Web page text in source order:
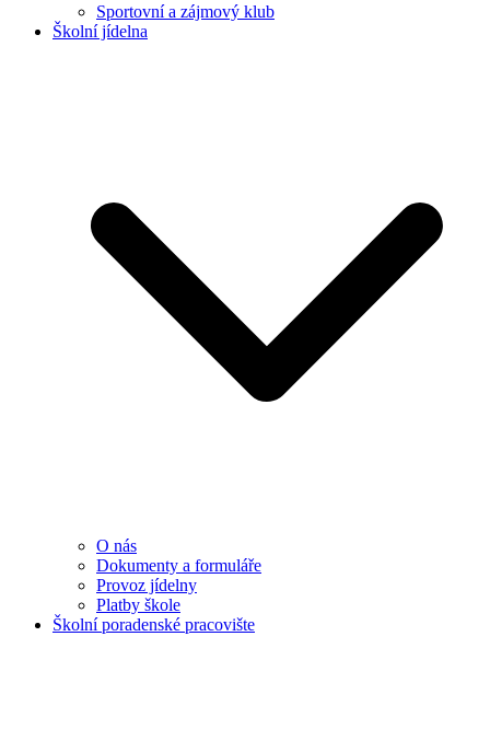
Sportovní a zájmový klub
Školní jídelna
O nás
Dokumenty a formuláře
Provoz jídelny
Platby škole
Školní poradenské pracovište